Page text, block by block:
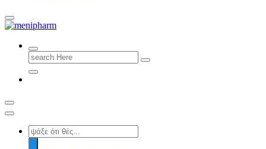
shop 2 easily
Search
for:
Products
search